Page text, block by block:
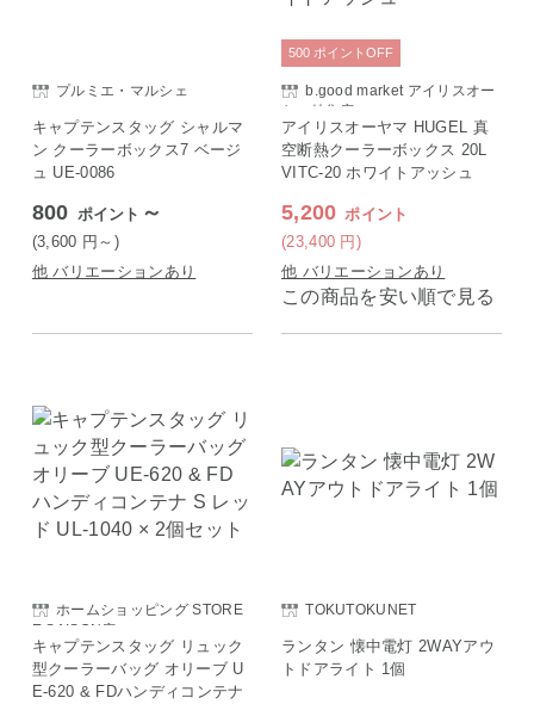
プルミエ・マルシェ
キャプテンスタッグ シャルマ
ン クーラーボックス7 ベージ
ュ UE-0086
800 ポイント ～
(3,600 円 ～)
他 バリエーションあり
b.good market アイリスオー
ヤマ特集店
アイリスオーヤマ HUGEL 真
空断熱クーラーボックス 20L
VITC-20 ホワイトアッシュ
5,200 ポイント
(23,400 円 )
500 ポイント OFF
他 バリエーションあり
この商品を安い順で見る
ホームショッピング STORE
E SAISON店
キャプテンスタッグ リュック
型クーラーバッグ オリーブ U
E-620 & FDハンディコンテナ
TOKUTOKUNET
ランタン 懐中電灯 2WAYアウ
トドアライト 1個